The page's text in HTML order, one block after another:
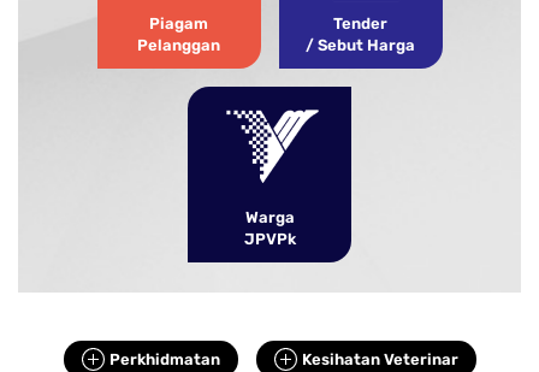
Piagam
Pelanggan
Tender
/ Sebut Harga
Warga
JPVPk
Perkhidmatan Kesihatan Veterinar